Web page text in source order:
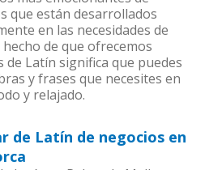
que están desarrollados
en las necesidades de
de que ofrecemos
de Latín significa que puedes
y frases que necesites en
y relajado.
de Latín de negocios en